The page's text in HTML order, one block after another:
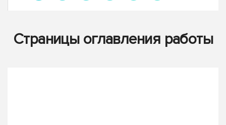
Страницы оглавления работы